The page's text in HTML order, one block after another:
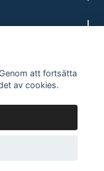
att fortsätta
av cookies.